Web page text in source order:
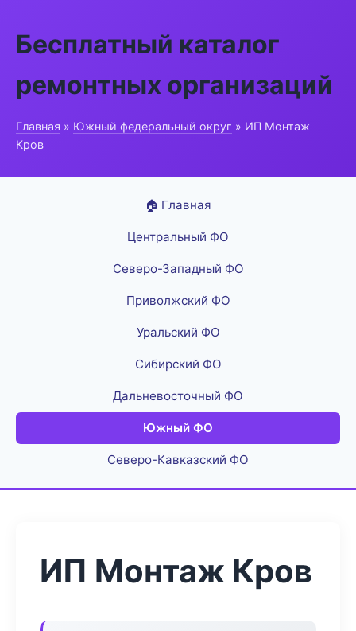
Бесплатный каталог
ремонтных организаций
Главная » Южный федеральный округ » ИП Монтаж
Кров
🏠 Главная
Центральный ФО
Северо-Западный ФО
Приволжский ФО
Уральский ФО
Сибирский ФО
Дальневосточный ФО
Южный ФО
Северо-Кавказский ФО
ИП Монтаж Кров